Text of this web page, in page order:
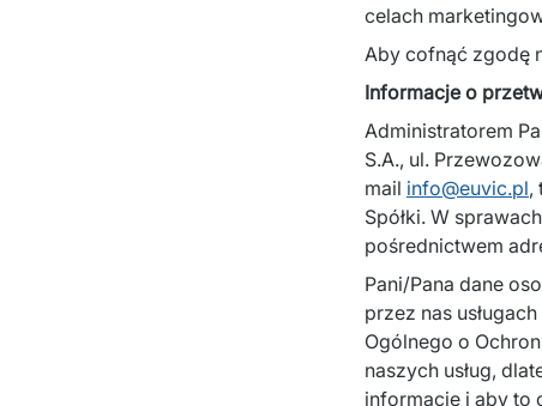
celach
Aby cofnąć zgodę
Informacje o
Administratorem
S.A., ul.
mail info@euvic.pl,
Spółki. W
pośrednictwem
Pani/Pana dane
przez nas
Ogólnego o
naszych usług,
informacje i aby to